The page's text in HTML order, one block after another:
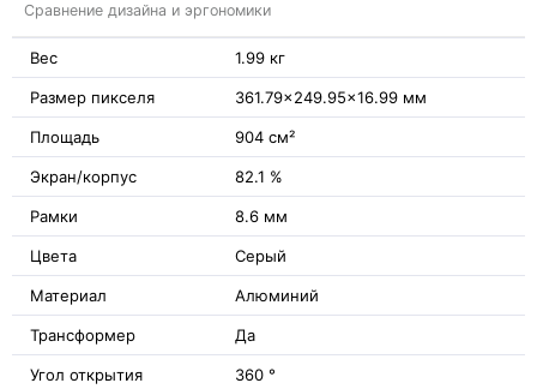
Сравнение дизайна и эргономики
Вес 1.99 кг
Размер пикселя 361.79x249.95x16.99 мм
Площадь 904 см²
Экран/корпус 82.1 %
Рамки 8.6 мм
Цвета Серый
Материал Алюминий
Трансформер Да
Угол открытия 360 °